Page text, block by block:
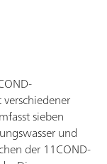
sieben
und
der 11COND-